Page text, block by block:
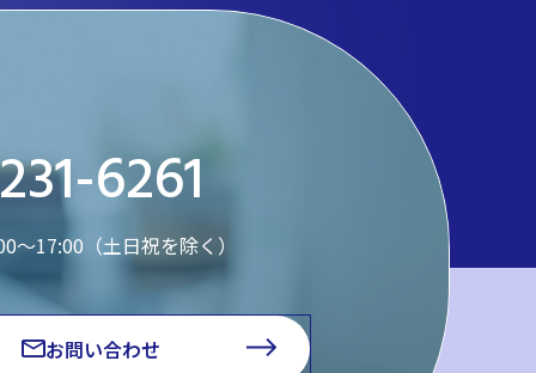
6261
～17:00（土日祝を除く）
お問い合わせ